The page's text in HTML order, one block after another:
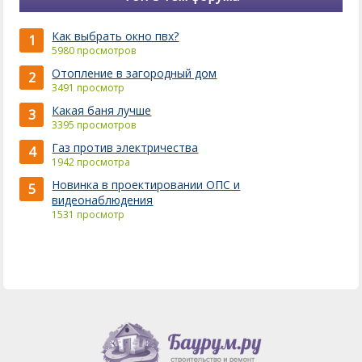
1 Как выбрать окно пвх?
5980 просмотров
2 Отопление в загородный дом
3491 просмотр
3 Какая баня лучше
3395 просмотров
4 Газ против электричества
1942 просмотра
5
Новинка в проектировании ОПС и
видеонаблюдения
1531 просмотр